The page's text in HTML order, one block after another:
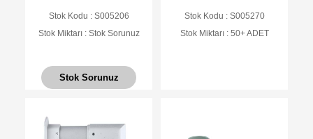
Mat Antrasit Fırın Boyalı )
Stok Kodu : S005206
Stok Miktarı : Stok Sorunuz
Stok Sorunuz
( 7016 Düz Mat Antrasit
Fırın Boyalı )
Stok Kodu : S005270
Stok Miktarı : 50+ ADET